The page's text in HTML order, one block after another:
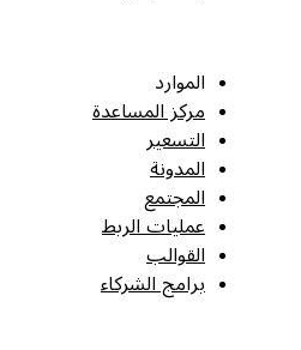
الموارد
مركز المساعدة
التسعير
المدونة
المجتمع
عمليات الربط
القوالب
برامج الشركاء